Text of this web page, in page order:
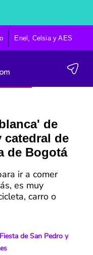
Enel, Celsia y AES
de
catedral de
de Bogotá
ir a comer
es muy
carro o
de San Pedro y